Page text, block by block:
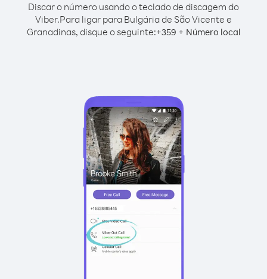
Discar o número usando o teclado de discagem do
Viber.Para ligar para Bulgária de São Vicente e
Granadinas, disque o seguinte:+359 + Número local